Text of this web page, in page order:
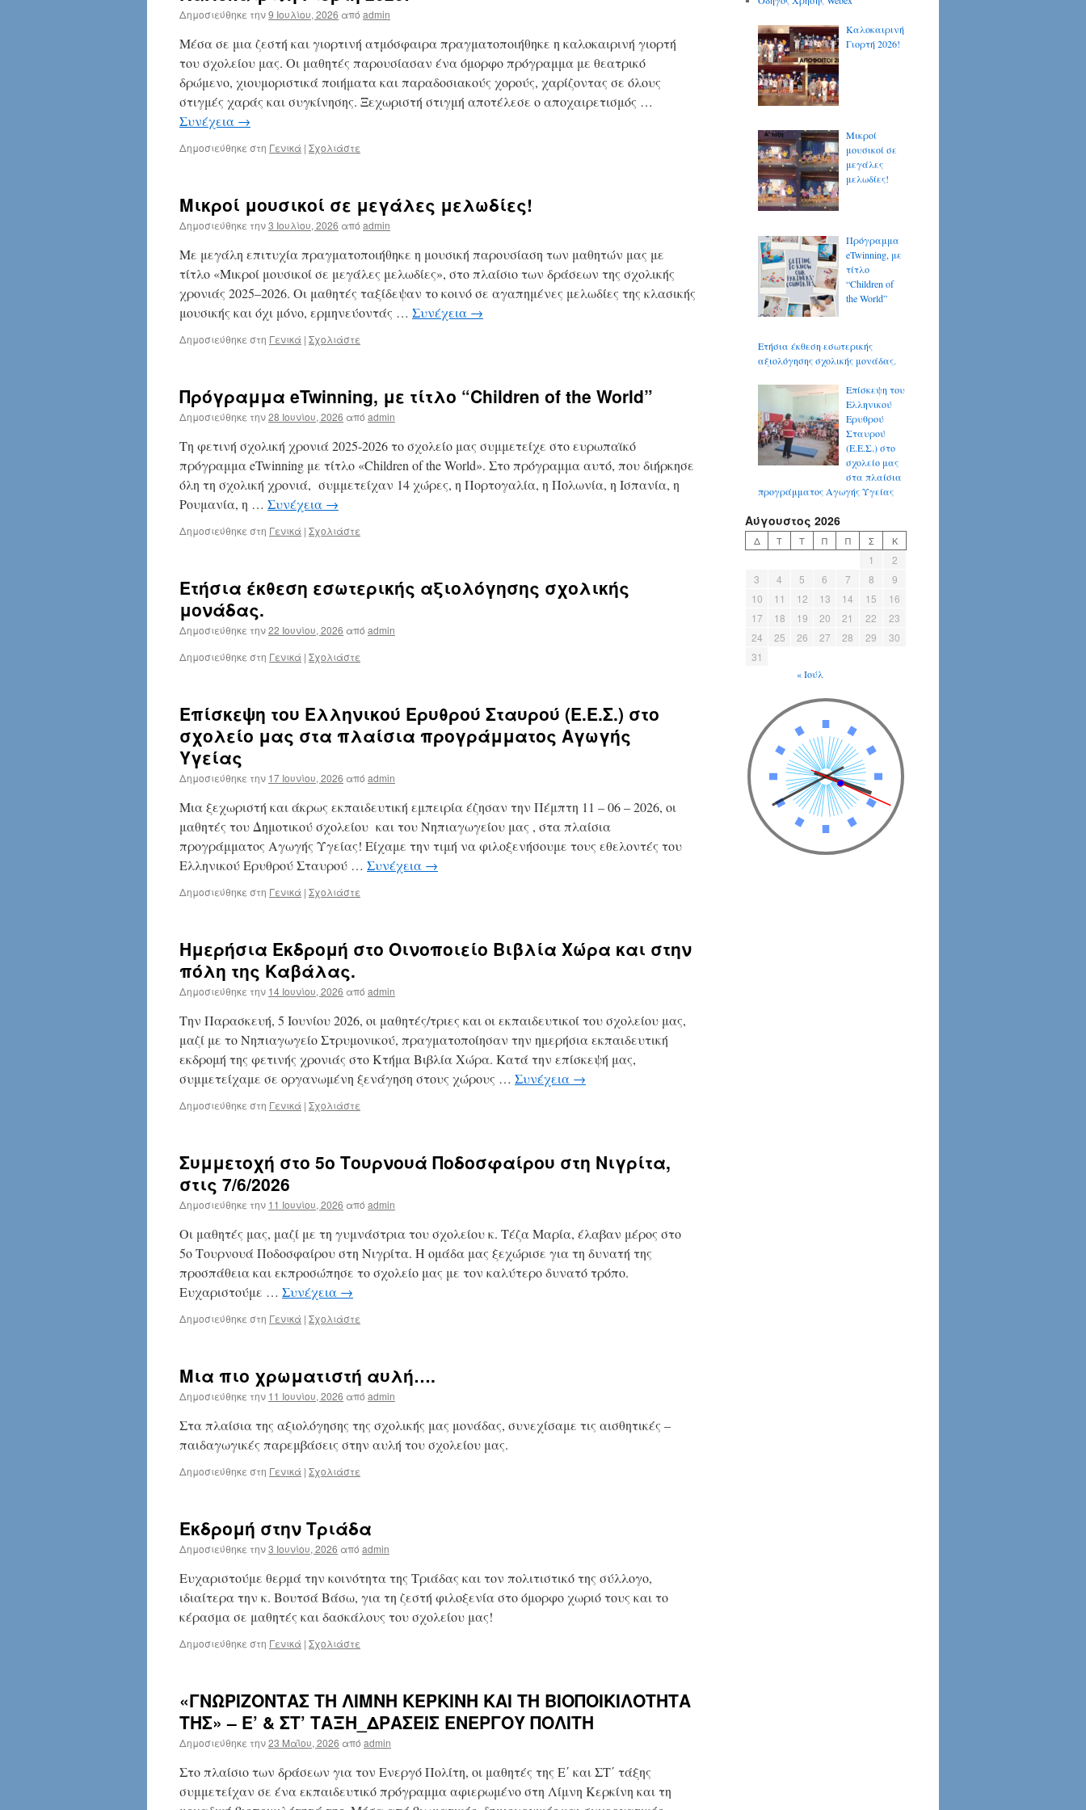
Δημοσιεύθηκε την9 Ιουλίου, 2026 από admin
Μέσα σε μια ζεστή και γιορτινή ατμόσφαιρα πραγματοποιήθηκε η καλοκαιρινή γιορτή
του σχολείου μας. Οι μαθητές παρουσίασαν ένα όμορφο πρόγραμμα με θεατρικό
δρώμενο, χιουμοριστικά ποιήματα και παραδοσιακούς χορούς, χαρίζοντας σε όλους
στιγμές χαράς και συγκίνησης. Ξεχωριστή στιγμή αποτέλεσε ο αποχαιρετισμός …
Συνέχεια →
Δημοσιεύθηκε στη Γενικά | Σχολιάστε
Μικροί μουσικοί σε μεγάλες μελωδίες!
Δημοσιεύθηκε την3 Ιουλίου, 2026 από admin
Με μεγάλη επιτυχία πραγματοποιήθηκε η μουσική παρουσίαση των μαθητών μας με
τίτλο «Μικροί μουσικοί σε μεγάλες μελωδίες», στο πλαίσιο των δράσεων της σχολικής
χρονιάς 2025–2026. Οι μαθητές ταξίδεψαν το κοινό σε αγαπημένες μελωδίες της κλασικής
μουσικής και όχι μόνο, ερμηνεύοντάς … Συνέχεια →
Δημοσιεύθηκε στη Γενικά | Σχολιάστε
Πρόγραμμα eTwinning, με τίτλο “Children of the World”
Δημοσιεύθηκε την28 Ιουνίου, 2026 από admin
Τη φετινή σχολική χρονιά 2025-2026 το σχολείο μας συμμετείχε στο ευρωπαϊκό
πρόγραμμα eTwinning με τίτλο «Children of the World». Στο πρόγραμμα αυτό, που διήρκησε
όλη τη σχολική χρονιά, συμμετείχαν 14 χώρες, η Πορτογαλία, η Πολωνία, η Ισπανία, η
Ρουμανία, η … Συνέχεια →
Δημοσιεύθηκε στη Γενικά | Σχολιάστε
Ετήσια έκθεση εσωτερικής αξιολόγησης σχολικής
μονάδας.
Δημοσιεύθηκε την22 Ιουνίου, 2026 από admin
Δημοσιεύθηκε στη Γενικά | Σχολιάστε
Επίσκεψη του Ελληνικού Ερυθρού Σταυρού (Ε.Ε.Σ.) στο
σχολείο μας στα πλαίσια προγράμματος Αγωγής
Υγείας
Δημοσιεύθηκε την 17 Ιουνίου, 2026 από admin
Μια ξεχωριστή και άκρως εκπαιδευτική εμπειρία έζησαν την Πέμπτη 11 – 06 – 2026, οι
μαθητές του Δημοτικού σχολείου και του Νηπιαγωγείου μας , στα πλαίσια
προγράμματος Αγωγής Υγείας! Είχαμε την τιμή να φιλοξενήσουμε τους εθελοντές του
Ελληνικού Ερυθρού Σταυρού … Συνέχεια →
Δημοσιεύθηκε στη Γενικά | Σχολιάστε
Ημερήσια Εκδρομή στο Οινοποιείο Βιβλία Χώρα και στην
πόλη της Καβάλας.
Δημοσιεύθηκε την 14 Ιουνίου, 2026 από admin
Την Παρασκευή, 5 Ιουνίου 2026, οι μαθητές/τριες και οι εκπαιδευτικοί του σχολείου μας,
μαζί με το Νηπιαγωγείο Στρυμονικού, πραγματοποίησαν την ημερήσια εκπαιδευτική
εκδρομή της φετινής χρονιάς στο Κτήμα Βιβλία Χώρα. Κατά την επίσκεψή μας,
συμμετείχαμε σε οργανωμένη ξενάγηση στους χώρους … Συνέχεια →
Δημοσιεύθηκε στη Γενικά | Σχολιάστε
Συμμετοχή στο 5ο Τουρνουά Ποδοσφαίρου στη Νιγρίτα,
στις 7/6/2026
Δημοσιεύθηκε την 11 Ιουνίου, 2026 από admin
Οι μαθητές μας, μαζί με τη γυμνάστρια του σχολείου κ. Τέζα Μαρία, έλαβαν μέρος στο
5ο Τουρνουά Ποδοσφαίρου στη Νιγρίτα. Η ομάδα μας ξεχώρισε για τη δυνατή της
προσπάθεια και εκπροσώπησε το σχολείο μας με τον καλύτερο δυνατό τρόπο.
Ευχαριστούμε … Συνέχεια →
Δημοσιεύθηκε στη Γενικά | Σχολιάστε
Μια πιο χρωματιστή αυλή….
Δημοσιεύθηκε την 11 Ιουνίου, 2026 από admin
Στα πλαίσια της αξιολόγησης της σχολικής μας μονάδας, συνεχίσαμε τις αισθητικές –
παιδαγωγικές παρεμβάσεις στην αυλή του σχολείου μας.
Δημοσιεύθηκε στη Γενικά | Σχολιάστε
Εκδρομή στην Τριάδα
Δημοσιεύθηκε την3 Ιουνίου, 2026 από admin
Ευχαριστούμε θερμά την κοινότητα της Τριάδας και τον πολιτιστικό της σύλλογο,
ιδιαίτερα την κ. Βουτσά Βάσω, για τη ζεστή φιλοξενία στο όμορφο χωριό τους και το
κέρασμα σε μαθητές και δασκάλους του σχολείου μας!
Δημοσιεύθηκε στη Γενικά | Σχολιάστε
«ΓΝΩΡΙΖΟΝΤΑΣ ΤΗ ΛΙΜΝΗ ΚΕΡΚΙΝΗ ΚΑΙ ΤΗ ΒΙΟΠΟΙΚΙΛΟΤΗΤΑ
ΤΗΣ» – Ε’ & ΣΤ’ ΤΑΞΗ_ΔΡΑΣΕΙΣ ΕΝΕΡΓΟΥ ΠΟΛΙΤΗ
Δημοσιεύθηκε την23 Μαΐου, 2026 από admin
Στο πλαίσιο των δράσεων για τον Ενεργό Πολίτη, οι μαθητές της Ε΄ και ΣΤ΄ τάξης
συμμετείχαν σε ένα εκπαιδευτικό πρόγραμμα αφιερωμένο στη Λίμνη Κερκίνη και τη
Καλοκαιρινή
Γιορτή 2026!
Μικροί
μουσικοί σε
μεγάλες
μελωδίες!
Πρόγραμμα
eTwinning, με
τίτλο
“Children of
the World”
Ετήσια έκθεση εσωτερικής
αξιολόγησης σχολικής μονάδας.
Επίσκεψη του
Ελληνικού
Ερυθρού
Σταυρού
(Ε.Ε.Σ.) στο
σχολείο μας
στα πλαίσια
προγράμματος Αγωγής Υγείας
Αύγουστος 2026
Δ Τ Τ Π Π Σ Κ
1
2
3
4 5 6 7 8
9
10
11 12 13 14 15
16
17
18 19 20 21 22
23
24
25 26 27 28 29
30
31
« Ιούλ